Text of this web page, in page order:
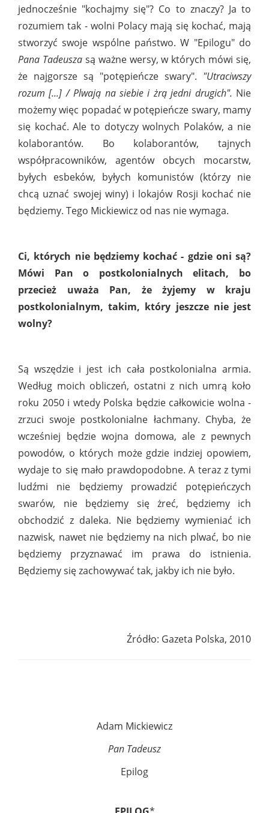
jednocześnie "kochajmy się"? Co to znaczy? Ja to
rozumiem tak - wolni Polacy mają się kochać, mają
stworzyć swoje wspólne państwo. W "Epilogu" do
Pana Tadeuszasą ważne wersy, w których mówi się,
że najgorsze są "potępieńcze swary". "Utraciwszy
rozum [...] / Plwają na siebie i żrą jedni drugich". Nie
możemy więc popadać w potępieńcze swary, mamy
się kochać. Ale to dotyczy wolnych Polaków, a nie
kolaborantów. Bo kolaborantów, tajnych
współpracowników, agentów obcych mocarstw,
byłych esbeków, byłych komunistów (którzy nie
chcą uznać swojej winy) i lokajów Rosji kochać nie
będziemy. Tego Mickiewicz od nas nie wymaga.
Ci, których nie będziemy kochać - gdzie oni są?
Mówi Pan o postkolonialnych elitach, bo
przecież uważa Pan, że żyjemy w kraju
postkolonialnym, takim, który jeszcze nie jest
wolny?
Są wszędzie i jest ich cała postkolonialna armia.
Według moich obliczeń, ostatni z nich umrą koło
roku 2050 i wtedy Polska będzie całkowicie wolna -
zrzuci swoje postkolonialne łachmany. Chyba, że
wcześniej będzie wojna domowa, ale z pewnych
powodów, o których może gdzie indziej opowiem,
wydaje to się mało prawdopodobne. A teraz z tymi
ludźmi nie będziemy prowadzić potępieńczych
swarów, nie będziemy się żreć, będziemy ich
obchodzić z daleka. Nie będziemy wymieniać ich
nazwisk, nawet nie będziemy na nich plwać, bo nie
będziemy przyznawać im prawa do istnienia.
Będziemy się zachowywać tak, jakby ich nie było.
Źródło: Gazeta Polska, 2010
Adam Mickiewicz
Pan Tadeusz
Epilog